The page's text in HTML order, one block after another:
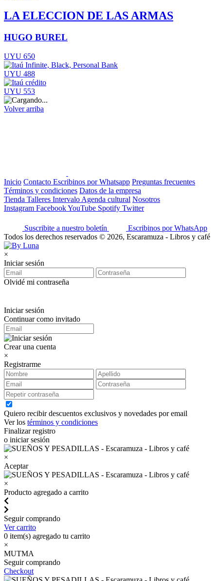
LA ELECCION DE LAS ARMAS
HUGO BUREL
UYU 650
UYU 488
UYU 553
Volver arriba
Inicio Contacto Escribinos por Whatsapp Preguntas frecuentes
Términos y condiciones Datos de la empresa
Tienda Talleres Intervalo Agenda cultural Nosotros
Instagram FacebookYouTube Spotify Twitter
Suscribite a nuestro boletín
Escribinos por WhatsApp
Todos los derechos reservados © 2026, Escaramuza - Libros y café
×
Iniciar sesión
Olvidé mi contraseña
Iniciar sesión
Continuar como invitado
Crear una cuenta
×
Registrarme
Quiero recibir descuentos exclusivos y novedades por email
Ver los términos y condiciones
Finalizar registro
o iniciar sesión
×
Aceptar
×
Producto agregado a carrito
Seguir comprando
Ver carrito
0 item(s) agregado tu carrito
×
MUTMA
Seguir comprando
Checkout